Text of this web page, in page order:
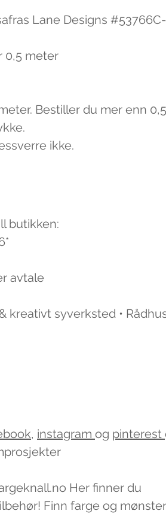
Lane Designs
0,5 meter
Bestiller du mer enn
ikke.
butikken:
avtale
kreativt syverksted •
, instagram og pinterest
Her finner du
Finn farge og